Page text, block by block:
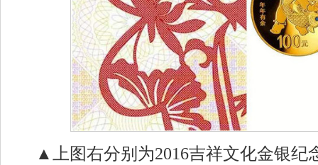
▲上图右分别为2016吉祥文化金银纪